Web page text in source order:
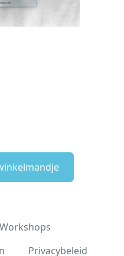
Workshops
Privacybeleid